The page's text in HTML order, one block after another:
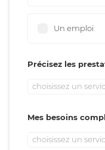
Un emploi
Précisez les
choisissez un
Mes besoins
choisissez un